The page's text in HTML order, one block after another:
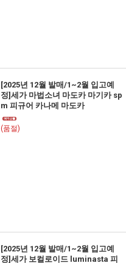
[2025년 12월 발매/1~2월 입고예
정]세가 마법소녀 마도카 마기카 sp
m 피규어 카나메 마도카
(품절)
[2025년 12월 발매/1~2월 입고예
정]세가 보컬로이드 luminasta 피